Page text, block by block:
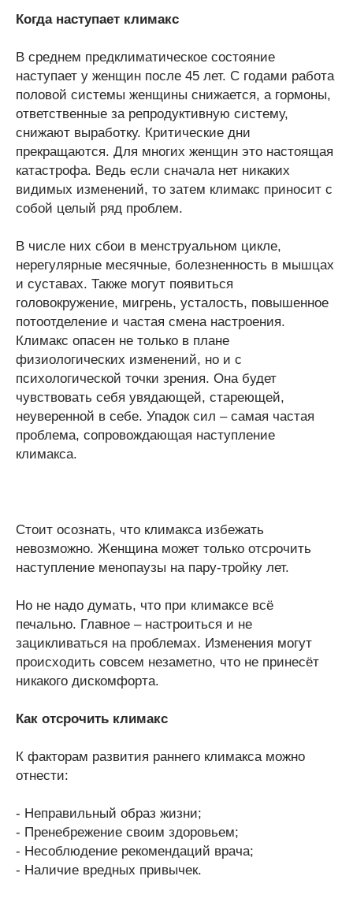
Когда наступает климакс
В среднем предклиматическое состояние
наступает у женщин после 45 лет. С годами работа
половой системы женщины снижается, а гормоны,
ответственные за репродуктивную систему,
снижают выработку. Критические дни
прекращаются. Для многих женщин это настоящая
катастрофа. Ведь если сначала нет никаких
видимых изменений, то затем климакс приносит с
собой целый ряд проблем.
В числе них сбои в менструальном цикле,
нерегулярные месячные, болезненность в мышцах
и суставах. Также могут появиться
головокружение, мигрень, усталость, повышенное
потоотделение и частая смена настроения.
Климакс опасен не только в плане
физиологических изменений, но и с
психологической точки зрения. Она будет
чувствовать себя увядающей, стареющей,
неуверенной в себе. Упадок сил – самая частая
проблема, сопровождающая наступление
климакса.
Стоит осознать, что климакса избежать
невозможно. Женщина может только отсрочить
наступление менопаузы на пару-тройку лет.
Но не надо думать, что при климаксе всё
печально. Главное – настроиться и не
зацикливаться на проблемах. Изменения могут
происходить совсем незаметно, что не принесёт
никакого дискомфорта.
Как отсрочить климакс
К факторам развития раннего климакса можно
отнести:
- Неправильный образ жизни;
- Пренебрежение своим здоровьем;
- Несоблюдение рекомендаций врача;
- Наличие вредных привычек.